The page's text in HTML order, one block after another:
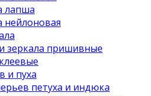
лапша
нейлоновая
зеркала пришивные
и пуха
петуха и индюка